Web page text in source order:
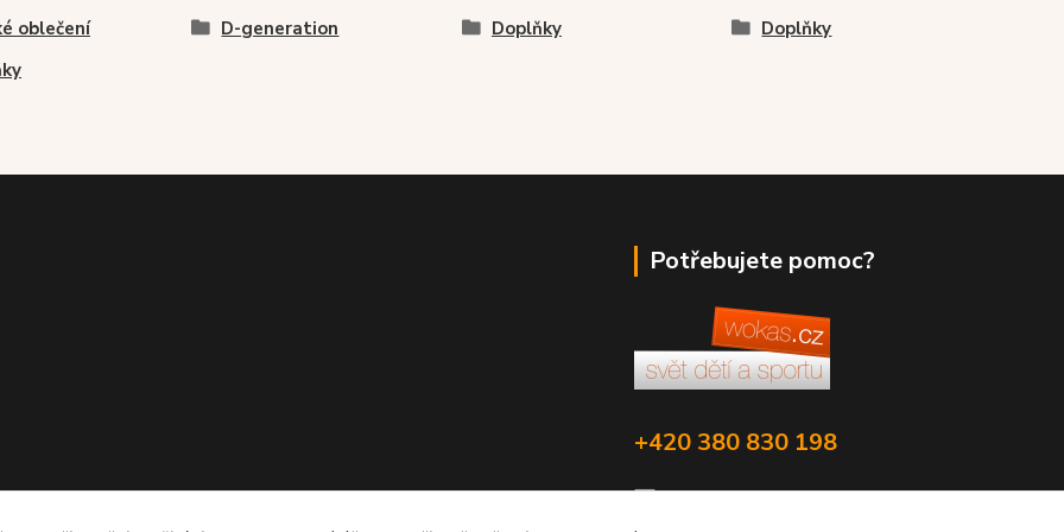
oblečení D-generation Doplňky
Doplňky
Potřebujete pomoc?
+420 380 830 198
wokas.online@yahoo.cz